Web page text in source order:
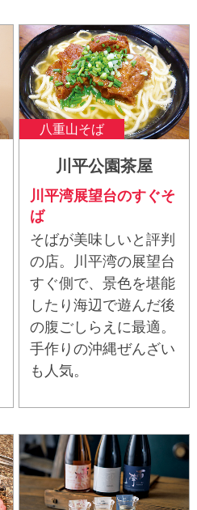
八重山そば
川平公園茶屋
川平湾展望台のすぐそ
ば
そばが美味しいと評判
の店。川平湾の展望台
すぐ側で、景色を堪能
したり海辺で遊んだ後
の腹ごしらえに最適。
手作りの沖縄ぜんざい
も人気。